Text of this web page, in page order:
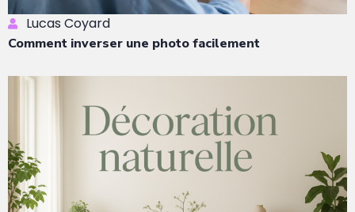
Lucas Coyard
Comment inverser une photo facilement